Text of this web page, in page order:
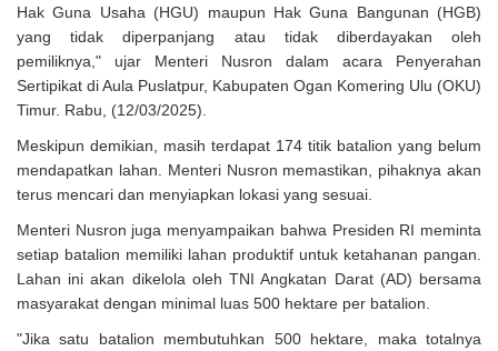
Hak Guna Usaha (HGU) maupun Hak Guna Bangunan (HGB)
yang tidak diperpanjang atau tidak diberdayakan oleh
pemiliknya," ujar Menteri Nusron dalam acara Penyerahan
Sertipikat di Aula Puslatpur, Kabupaten Ogan Komering Ulu (OKU)
Timur. Rabu, (12/03/2025).
Meskipun demikian, masih terdapat 174 titik batalion yang belum
mendapatkan lahan. Menteri Nusron memastikan, pihaknya akan
terus mencari dan menyiapkan lokasi yang sesuai.
Menteri Nusron juga menyampaikan bahwa Presiden RI meminta
setiap batalion memiliki lahan produktif untuk ketahanan pangan.
Lahan ini akan dikelola oleh TNI Angkatan Darat (AD) bersama
masyarakat dengan minimal luas 500 hektare per batalion.
"Jika satu batalion membutuhkan 500 hektare, maka totalnya